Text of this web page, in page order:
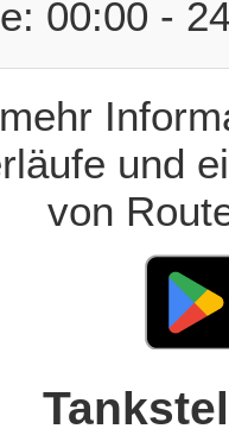
00:00 -
und
von